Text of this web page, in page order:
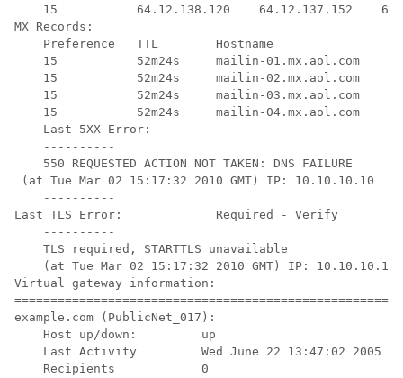
15           64.12.138.120    64.12.137.152
MX Records:
    Preference   TTL        Hostname
    15           52m24s     mailin-01.mx.aol.com
    15           52m24s     mailin-02.mx.aol.com
    15           52m24s     mailin-03.mx.aol.com
    15           52m24s     mailin-04.mx.aol.com
    Last 5XX Error:
    ----------
    550 REQUESTED ACTION NOT TAKEN: DNS FAILURE
(at Tue Mar 02 15:17:32 2010 GMT) IP: 10.10.10.10
    ----------
Last TLS Error:             Required - Verify
    ----------
    TLS required, STARTTLS unavailable
    (at Tue Mar 02 15:17:32 2010 GMT) IP: 10.10.10.10
Virtual gateway information:
example.com (PublicNet_017):
    Host up/down:         up
    Last Activity         Wed June 22 13:47:02 2005
    Recipients            0